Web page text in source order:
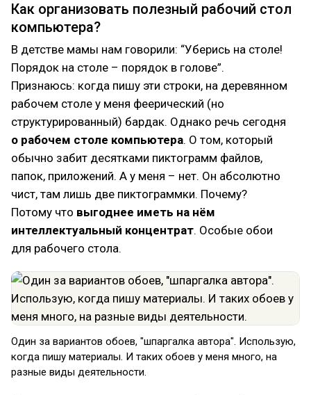
Как организовать полезный рабочий стол
компьютера?
В детстве мамы нам говорили: “Уберись на столе!
Порядок на столе – порядок в голове”.
Признаюсь: когда пишу эти строки, на деревянном
рабочем столе у меня феерический (но
структурированный) бардак. Однако речь сегодня
о рабочем столе компьютера. О том, который
обычно забит десятками пиктограмм файлов,
папок, приложений. А у меня – нет. Он абсолютно
чист, там лишь две пиктограммки. Почему?
Потому что выгоднее иметь на нём
интеллектуальный концентрат. Особые обои
для рабочего стола.
Один за вариантов обоев, "шпаргалка автора". Использую,
когда пишу материалы. И таких обоев у меня много, на
разные виды деятельности.